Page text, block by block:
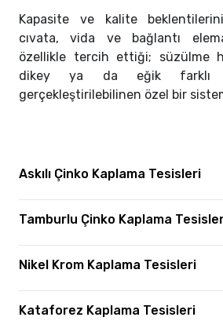
Askılı Çinko Kaplama Tesisleri
Tamburlu Çinko Kaplama
Nikel Krom Kaplama Tesisleri
Kataforez Kaplama Tesisleri
Kapasite ve kalite
cıvata, vida ve bağlantı
özellikle tercih ettiği; süzülme
dikey ya da eğik farklı
gerçekleştirilebilinen özel bir